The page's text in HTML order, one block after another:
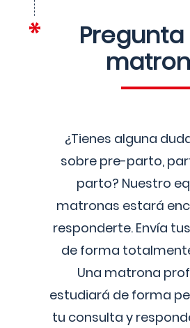
¿Tienes alguna
sobre pre-parto,
parto? Nuestro
matronas estará
responderte. Envía
de forma
Una matrona
estudiará de forma
tu consulta y